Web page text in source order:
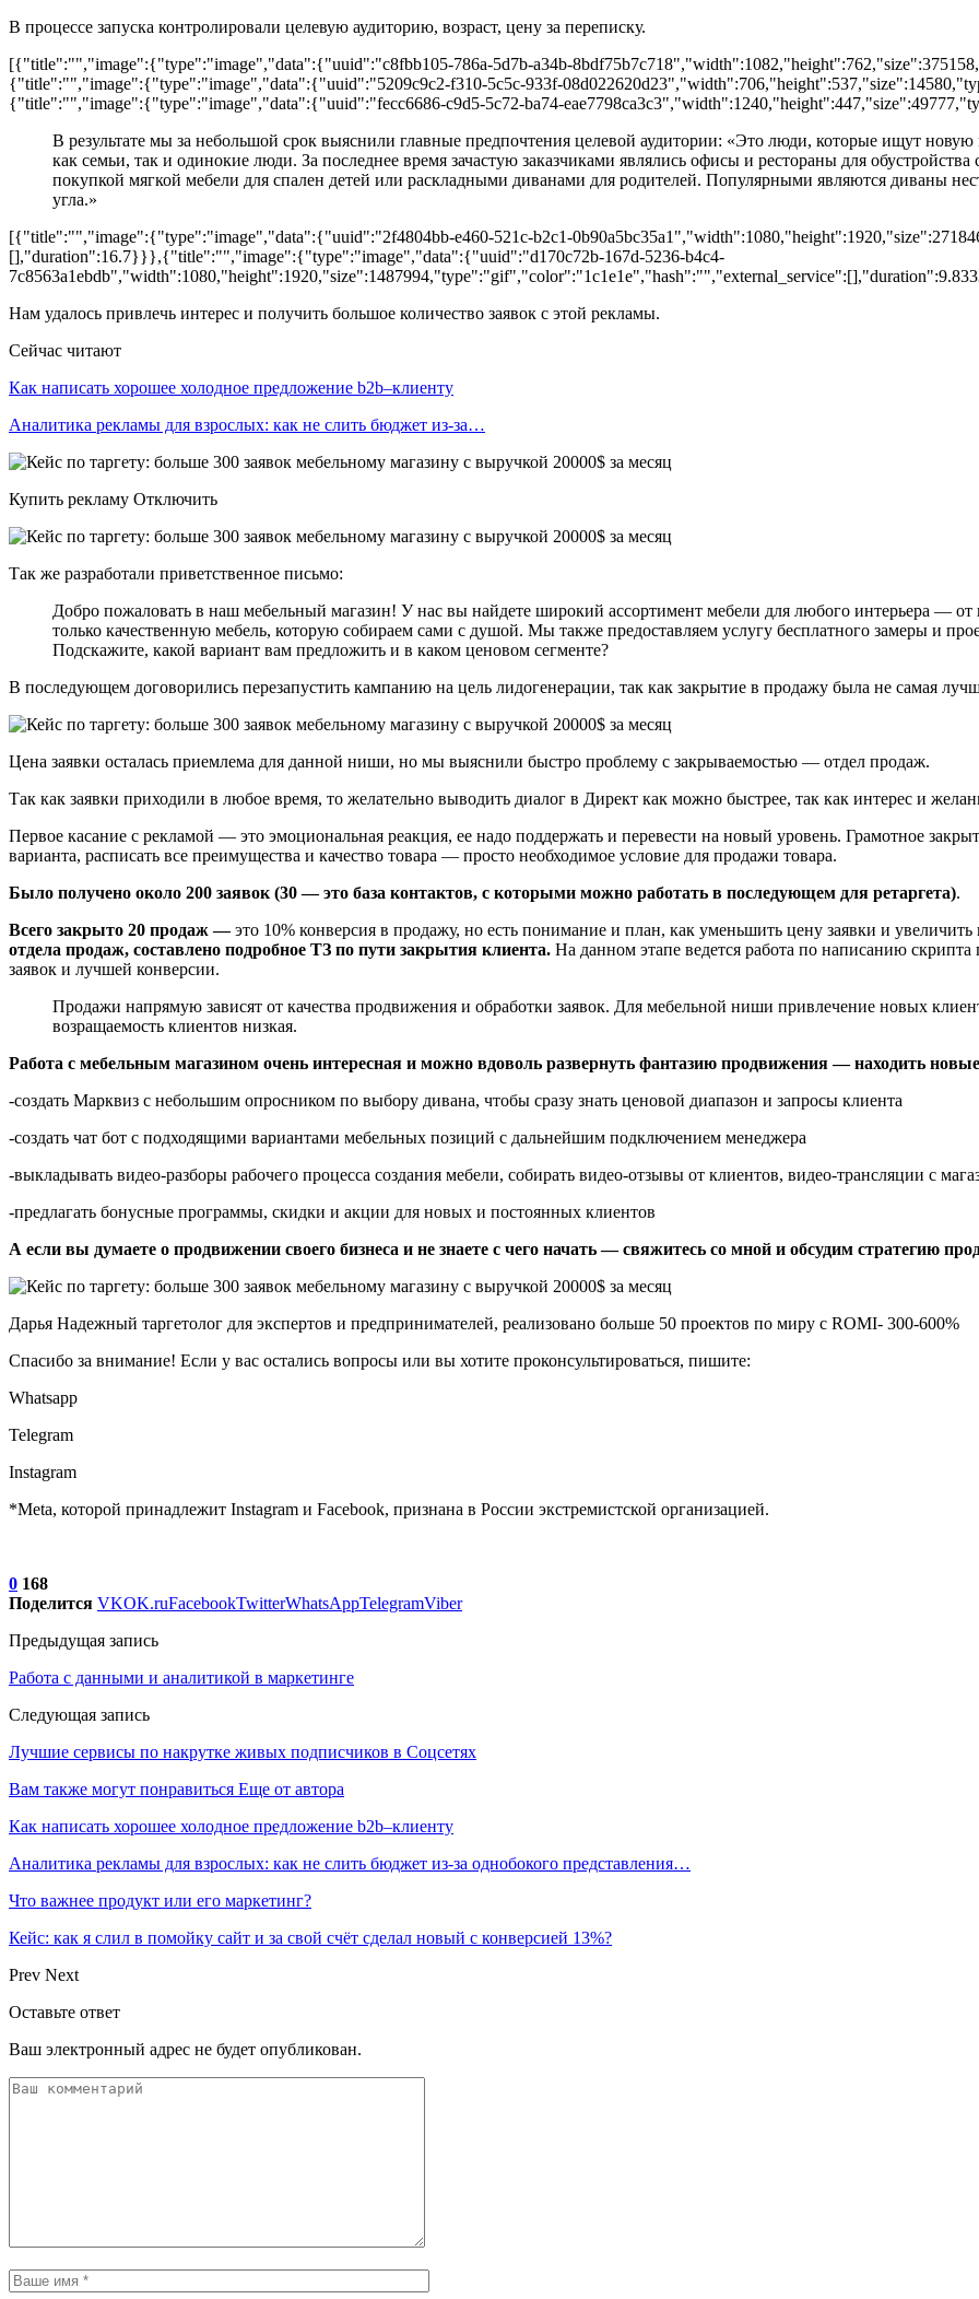
В процессе запуска контролировали целевую аудиторию, возраст, цену за переписку.
[{"title":"","image":{"type":"image","data":{"uuid":"c8fbb105-786a-5d7b-a34b-
{"title":"","image":{"type":"image","data":{"uuid":"5209c9c2-f310-5c5c-933f-
{"title":"","image":{"type":"image","data":{"uuid":"fecc6686-c9d5-5c72-ba74-
В результате мы за небольшой срок выяснили главные предпочтения целевой аудитории: «Это люди, которые ищут
как семьи, так и одинокие люди. За последнее время зачастую заказчиками являлись офисы и рестораны для
покупкой мягкой мебели для спален детей или раскладными диванами для родителей. Популярными являются диваны
угла.»
[{"title":"","image":{"type":"image","data":{"uuid":"2f4804bb-e460-521c-b2c1-
[],"duration":16.7}}},{"title":"","image":{"type":"image","data":{"uuid":"d170c72b-167d-5236-b4c4-
Нам удалось привлечь интерес и получить большое количество заявок с этой рекламы.
Сейчас читают
Как написать хорошее холодное предложение b2b–клиенту
Аналитика рекламы для взрослых: как не слить бюджет из-за…
Купить рекламу Отключить
Так же разработали приветственное письмо:
Добро пожаловать в наш мебельный магазин! У нас вы найдете широкий ассортимент мебели для любого интерьера — от
только качественную мебель, которую собираем сами с душой. Мы также предоставляем услугу бесплатного замеры и
Подскажите, какой вариант вам предложить и в каком ценовом сегменте?
В последующем договорились перезапустить кампанию на цель лидогенерации, так как закрытие в продажу была не самая
Цена заявки осталась приемлема для данной ниши, но мы выяснили быстро проблему с закрываемостью — отдел продаж.
Так как заявки приходили в любое время, то желательно выводить диалог в Директ как можно быстрее, так как интерес и
Первое касание с рекламой — это эмоциональная реакция, ее надо поддержать и перевести на новый уровень. Грамотное
варианта, расписать все преимущества и качество товара — просто необходимое условие для продажи товара.
Было получено около 200 заявок (30 — это база контактов, с которыми можно работать в последующем для ретаргета).
Всего закрыто 20 продаж —это 10% конверсия в продажу, но есть понимание и план, как уменьшить цену заявки и увеличить
отдела продаж, составлено подробное ТЗ по пути закрытия клиента. На данном этапе ведется работа по написанию
заявок и лучшей конверсии.
Продажи напрямую зависят от качества продвижения и обработки заявок. Для мебельной ниши привлечение новых
возращаемость клиентов низкая.
Работа с мебельным магазином очень интересная и можно вдоволь развернуть фантазию продвижения — находить
-создать Марквиз с небольшим опросником по выбору дивана, чтобы сразу знать ценовой диапазон и запросы клиента
-создать чат бот с подходящими вариантами мебельных позиций с дальнейшим подключением менеджера
-выкладывать видео-разборы рабочего процесса создания мебели, собирать видео-отзывы от клиентов, видео-трансляции с
-предлагать бонусные программы, скидки и акции для новых и постоянных клиентов
А если вы думаете о продвижении своего бизнеса и не знаете с чего начать — свяжитесь со мной и обсудим стратегию
Дарья Надежный таргетолог для экспертов и предпринимателей, реализовано больше 50 проектов по миру с ROMI- 300-600%
Спасибо за внимание! Если у вас остались вопросы или вы хотите проконсультироваться, пишите:
Whatsapp
Telegram
Instagram
*Meta, которой принадлежит Instagram и Facebook, признана в России экстремистской организацией.
0 168
Поделится VKOK.ruFacebookTwitterWhatsAppTelegramViber
Предыдущая запись
Работа с данными и аналитикой в маркетинге
Следующая запись
Лучшие сервисы по накрутке живых подписчиков в Соцсетях
Вам также могут понравиться Еще от автора
Как написать хорошее холодное предложение b2b–клиенту
Аналитика рекламы для взрослых: как не слить бюджет из-за однобокого представления…
Что важнее продукт или его маркетинг?
Кейс: как я слил в помойку сайт и за свой счёт сделал новый с конверсией 13%?
Prev Next
Оставьте ответ
Ваш электронный адрес не будет опубликован.